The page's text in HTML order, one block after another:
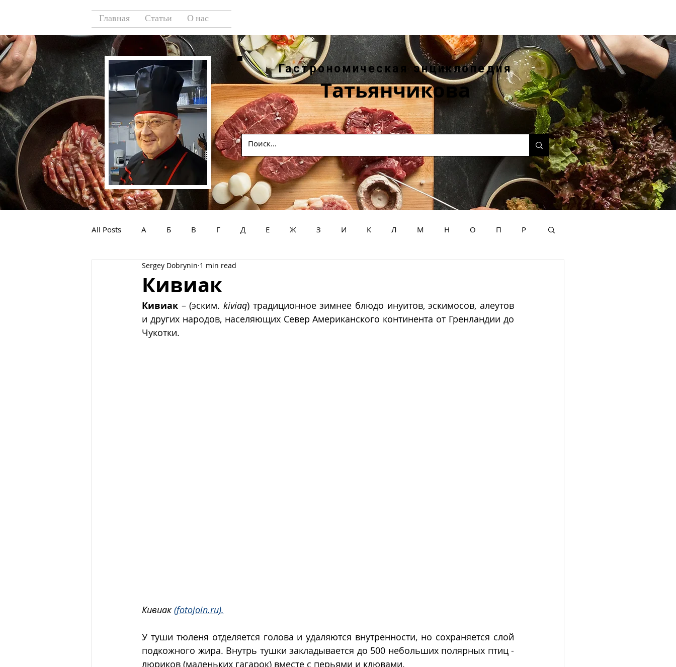
Главная Статьи О нас
Гастрономическая энциклопедия
Татьянчикова
All Posts А Б В Г Д Е Ж З И К Л М Н О П Р
У Ф Х
Кивиак
Sergey Dobrynin 1 min read
Кивиак – (эским. kiviaq) традиционное зимнее блюдо инуитов, эскимосов, алеутов
и других народов, населяющих Север Американского континента от Гренландии до
Чукотки.
Кивиак (fotojoin.ru).
У туши тюленя отделяется голова и удаляются внутренности, но сохраняется слой
подкожного жира. Внутрь тушки закладывается до 500 небольших полярных птиц -
люриков (маленьких гагарок) вместе с перьями и клювами.